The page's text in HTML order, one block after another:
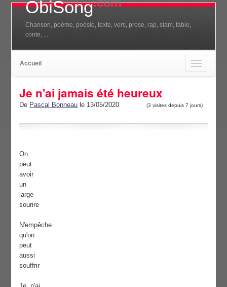
ObiSong
Chanson, poéme, poésie, texte, vers, prose, rap, slam, fable,
conte, ...
Toggle
navigation
Accueil
Je n'ai jamais été heureux
De Pascal Bonneau le 13/05/2020 (3 visites depuis 7 jours)
On
peut
avoir
un
large
sourire
N'empêche
qu'on
peut
aussi
souffrir